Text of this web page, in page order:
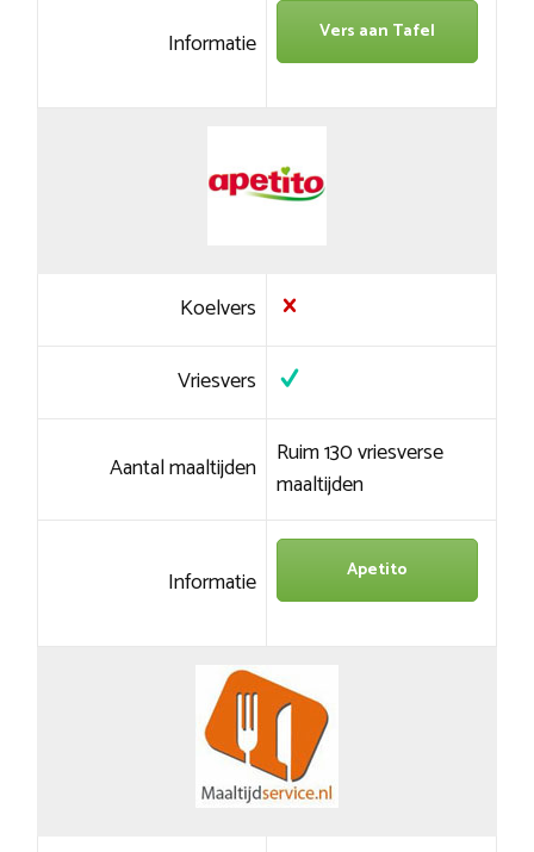
Informatie Vers aan Tafel
Koelvers
Vriesvers
Aantal maaltijden Ruim 130 vriesverse
maaltijden
Informatie Apetito